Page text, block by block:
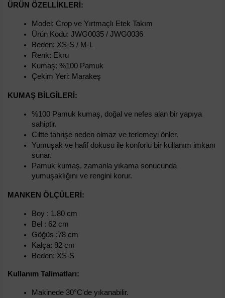
ÜRÜN ÖZELLIKLERI:
Model: Crop ve Yırtmaçlı Etek Takım
Ürün Kodu: JWG0035 / JWG0036
Beden: XS-S / M-L
Renk: Ekru
Kumaş: %100 Pamuk
Çekim Yeri: Marakeş
KUMAŞ BILGILERI:
%100 Pamuk kumaş, doğal ve nefes alan bir yapıya
sahiptir.
Ciltte tahrişe neden olmaz ve terlemeyi önler.
Yumuşak ve hafif dokusu ile konforlu bir kullanım imkanı
sunar.
Pamuk kumaş, zamanla yıkama sonucunda
yumuşaklığını ve rengini korur.
MANKEN ÖLÇÜLERI:
Boy : 1.80 cm
Bel : 62 cm
Göğüs :78 cm
Kalça: 92 cm
Beden: XS-S
Kullanım Talimatları:
Makinede 30°C'de yıkanabilir.